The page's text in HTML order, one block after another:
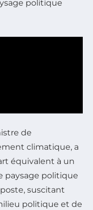
politique
de
climatique, a
équivalent à un
paysage politique
suscitant
politique et de